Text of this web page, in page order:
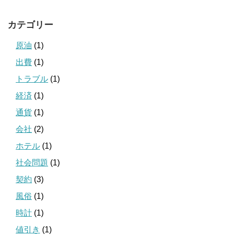
カテゴリー
原油 (1)
出費 (1)
トラブル (1)
経済 (1)
通貨 (1)
会社 (2)
ホテル (1)
社会問題 (1)
契約 (3)
風俗 (1)
時計 (1)
値引き (1)